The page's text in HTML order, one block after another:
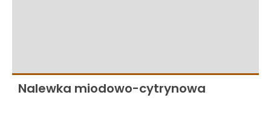
Nalewka miodowo-cytrynowa